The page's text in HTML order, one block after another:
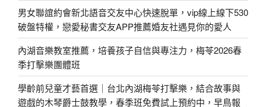
男女聯誼約會新北語音交友中心快速脫單，vip線上線下530
破盤特權，戀愛秘書交友APP推薦婚友社遇見你的愛人
內湖音樂教室推薦，培養孩子自信與專注力，梅苓2026春
季打擊樂團體班
學齡前兒童才藝首選｜台北內湖梅苓打擊樂，結合故事與
遊戲的木琴爵士鼓教學，春季班免費試上預約中，早鳥報